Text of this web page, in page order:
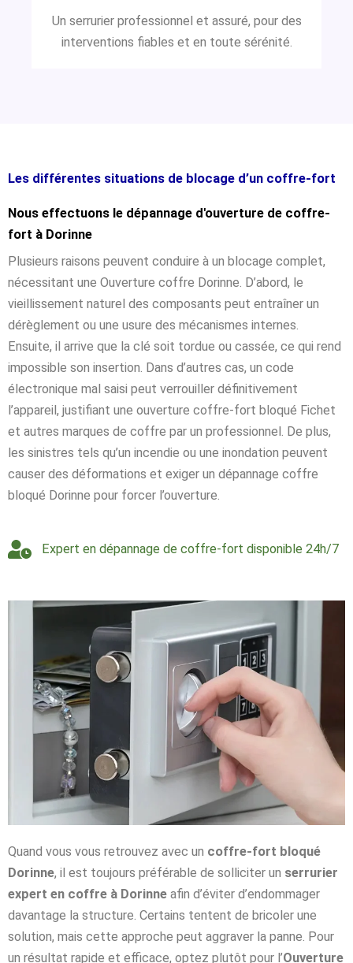
Un serrurier professionnel et assuré, pour des
interventions fiables et en toute sérénité.
Les différentes situations de blocage d’un coffre-fort
Nous effectuons le dépannage d'ouverture de coffre-
fort à Dorinne
Plusieurs raisons peuvent conduire à un blocage complet,
nécessitant une Ouverture coffre Dorinne. D’abord, le
vieillissement naturel des composants peut entraîner un
dérèglement ou une usure des mécanismes internes.
Ensuite, il arrive que la clé soit tordue ou cassée, ce qui rend
impossible son insertion. Dans d’autres cas, un code
électronique mal saisi peut verrouiller définitivement
l’appareil, justifiant une ouverture coffre-fort bloqué Fichet
et autres marques de coffre par un professionnel. De plus,
les sinistres tels qu’un incendie ou une inondation peuvent
causer des déformations et exiger un dépannage coffre
bloqué Dorinne pour forcer l’ouverture.
Expert en dépannage de coffre-fort disponible 24h/7
Quand vous vous retrouvez avec un coffre-fort bloqué
Dorinne, il est toujours préférable de solliciter un serrurier
expert en coffre à Dorinne afin d’éviter d’endommager
davantage la structure. Certains tentent de bricoler une
solution, mais cette approche peut aggraver la panne. Pour
un résultat rapide et efficace, optez plutôt pour l’Ouverture